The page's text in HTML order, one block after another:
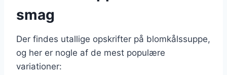
smag
Der findes utallige opskrifter på blomkålssuppe,
og her er nogle af de mest populære
variationer: